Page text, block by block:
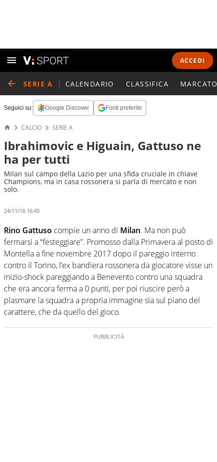
ACCEDI
SERIE A CALENDARIO CLASSIFICA
Seguici su: Google Discover Fonti preferite
CALCIO SERIE A
Ibrahimovic e Higuain, Gattuso ne
ha per tutti
Milan sul campo della Lazio per una sfida cruciale in chiave
Champions, ma in casa rossonera si parla di mercato e non
solo.
24/11/18 16:45
Rino Gattuso compie un anno di Milan. Ma non può
fermarsi a “festeggiare”. Promosso dalla Primavera al posto di
Montella a fine novembre 2017 dopo il pareggio interno
contro il Torino, l’ex bandiera rossonera da giocatore visse un
inizio-shock pareggiando a Benevento contro una squadra
che era ancora ferma a 0 punti, per poi riuscire però a
plasmare la squadra a propria immagine sia sul piano del
carattere, che da quello del gioco.